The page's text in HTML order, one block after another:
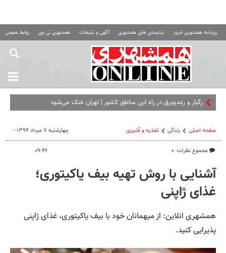
روزنامه همشهری امروز نیازمندی های همشهری آگهی و تبلیغات همشهری تی وی روابط عمومی
رگبار و رعدوبرق در راه این مناطق کشور | تهران خنک می‌شود
صفحه اصلی زندگی تغذیه و آشپزی
مجموع نظرات: ۰
چهارشنبه ۷ مرداد ۱۳۹۴ -
۰۹:۴۶
آشنایی با روش تهیه بیف یاکیتوری؛
غذای ژاپنی
همشهری انلاین: از میهمانان خود با بیف یاکیتوری، غذای ژاپنی
پذیرایی کنید.